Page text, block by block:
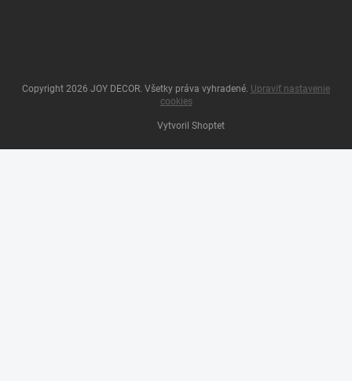
Vytvoril Shoptet
Copyright 2026 JOY DECOR . Všetky práva vyhradené. Upraviť nastavenie
cookies